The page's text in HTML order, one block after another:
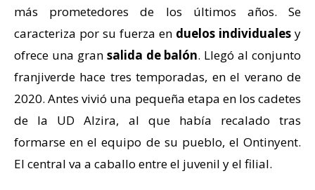
más prometedores de los últimos años. Se
caracteriza por su fuerza en duelos individuales y
ofrece una gran salida de balón. Llegó al conjunto
franjiverde hace tres temporadas, en el verano de
2020. Antes vivió una pequeña etapa en los cadetes
de la UD Alzira, al que había recalado tras
formarse en el equipo de su pueblo, el Ontinyent.
El central va a caballo entre el juvenil y el filial.